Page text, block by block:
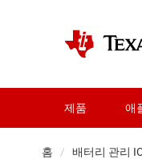
제품 애
홈 / 배터리 관리